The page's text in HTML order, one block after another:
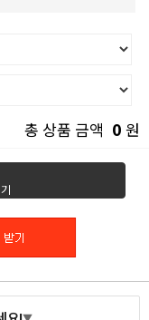
총 상품 금액 0 원
▼